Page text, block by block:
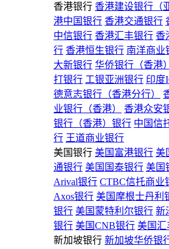
香港银行 香港建设银行（
港中国银行 香港交通银行
中信银行 香港汇丰银行 香
行 香港恒生银行 南洋商业
大新银行 华侨银行（香港）
打银行 工银亚洲银行 印度
德意志银行（香港分行）
业银行（香港）
香港众安
银行（香港）银行 中国信
行 王道商业银行
美国银行 美国富港银行 美
通银行 美国国泰银行 美国
Arival银行 CTBC信托商业
Axos银行 美国摩根士丹利
银行 美国蒙特利尔银行 新
银行 美国CNB银行 美国汇
新加坡银行 新加坡华侨银